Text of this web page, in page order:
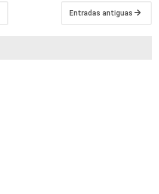
Entradas antiguas